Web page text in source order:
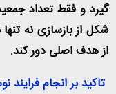
گیرد و فقط تعداد
شکل از بازسازی نه
از هدف اصلی دور کند.
تاکید بر انجام فرایند